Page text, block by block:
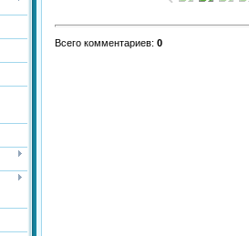
Всего комментариев: 0